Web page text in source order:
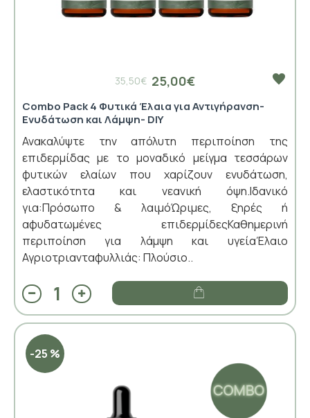
25,00€
35,50€
Combo Pack 4 Φυτικά Έλαια για Αντιγήρανση-
Ενυδάτωση και Λάμψη- DIY
Ανακαλύψτε την απόλυτη περιποίηση της
επιδερμίδας με το μοναδικό μείγμα τεσσάρων
φυτικών ελαίων που χαρίζουν ενυδάτωση,
ελαστικότητα και νεανική όψη.Ιδανικό
για:Πρόσωπο & λαιμόΏριμες, ξηρές ή
αφυδατωμένες επιδερμίδεςΚαθημερινή
περιποίηση για λάμψη και υγείαΈλαιο
Αγριοτριανταφυλλιάς: Πλούσιο..
-25 %